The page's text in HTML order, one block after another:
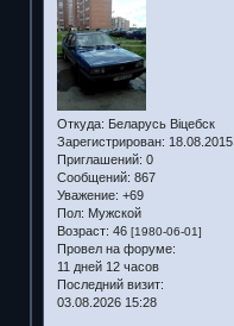
Откуда: Беларусь Віцебск
Зарегистрирован: 18.08.2015
Приглашений: 0
Сообщений: 867
Уважение: +69
Пол: Мужской
Возраст: 46 [1980-06-01]
Провел на форуме:
11 дней 12 часов
Последний визит:
03.08.2026 15:28